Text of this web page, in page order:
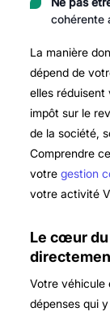
cohérente
La manière
dépend de
elles
impôt sur le
de la société,
Comprendre
votre gestion
votre activité
Le cœur
Votre véhicule
dépenses qui